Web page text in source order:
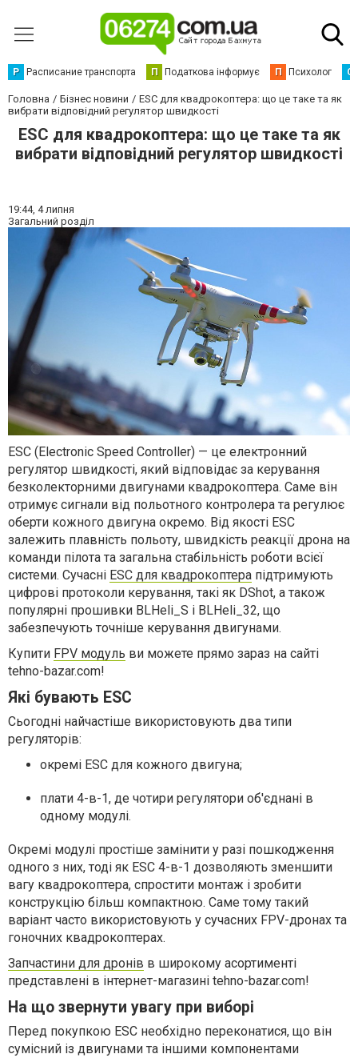
Р Расписание транспорта П Податкова інформує П Психолог С
Головна Бізнес новини
ESC для квадрокоптера: що це таке та як
вибрати відповідний регулятор швидкості
ESC для квадрокоптера: що це таке та як
вибрати відповідний регулятор швидкості
19:44, 4 липня
Загальний розділ
ESC (Electronic Speed Controller) — це електронний
регулятор швидкості, який відповідає за керування
безколекторними двигунами квадрокоптера. Саме він
отримує сигнали від польотного контролера та регулює
оберти кожного двигуна окремо. Від якості ESC
залежить плавність польоту, швидкість реакції дрона на
команди пілота та загальна стабільність роботи всієї
системи. Сучасні ESC для квадрокоптера підтримують
цифрові протоколи керування, такі як DShot, а також
популярні прошивки BLHeli_S і BLHeli_32, що
забезпечують точніше керування двигунами.
Купити FPV модуль ви можете прямо зараз на сайті
tehno-bazar.com!
Які бувають ESC
Сьогодні найчастіше використовують два типи
регуляторів:
окремі ESC для кожного двигуна;
плати 4-в-1, де чотири регулятори об'єднані в
одному модулі.
Окремі модулі простіше замінити у разі пошкодження
одного з них, тоді як ESC 4-в-1 дозволяють зменшити
вагу квадрокоптера, спростити монтаж і зробити
конструкцію більш компактною. Саме тому такий
варіант часто використовують у сучасних FPV-дронах та
гоночних квадрокоптерах.
Запчастини для дронів в широкому асортименті
представлені в інтернет-магазині tehno-bazar.com!
На що звернути увагу при виборі
Перед покупкою ESC необхідно переконатися, що він
сумісний із двигунами та іншими компонентами